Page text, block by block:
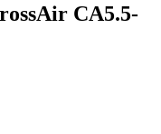
CA5.5-